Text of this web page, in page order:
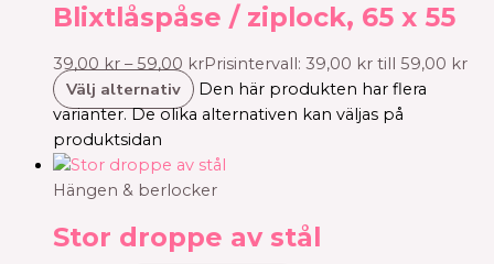
Blixtlåspåse / ziplock, 65 x 55
39,00 kr – 59,00 krPrisintervall: 39,00 kr till 59,00 kr
Välj alternativ
Den här produkten har flera
varianter. De olika alternativen kan väljas på
produktsidan
Hängen & berlocker
Stor droppe av stål